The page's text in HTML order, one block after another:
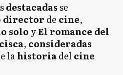
destacadasse
director de cine,
solo yEl romance del
, consideradas
lahistoriadelcine